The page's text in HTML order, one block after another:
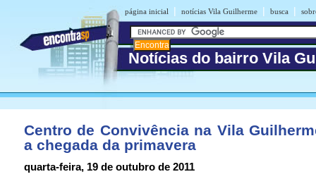
página inicial | notícias Vila Guilherme | busca |
Notícias do bairro Vila
Centro de Convivência na Vila
a chegada da primavera
quarta-feira, 19 de outubro de 2011